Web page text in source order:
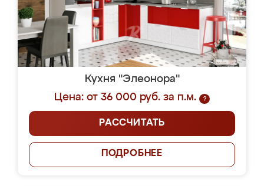
Кухня "Элеонора"
Цена: от 36 000 руб. за п.м.
?
РАССЧИТАТЬ
ПОДРОБНЕЕ